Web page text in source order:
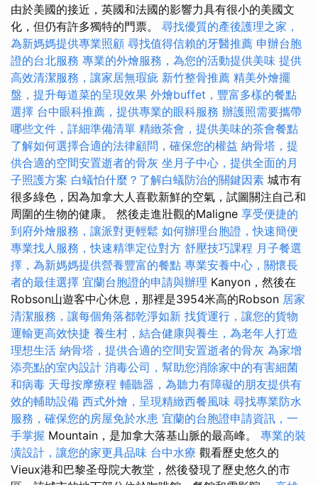
由於美國的接近，英國和法國的影響力具有很小的美國文
化，但仍有許多獨特的門票。 尋找優質的產後護理之家，
為新媽媽提供專業照顧 尋找值得信賴的牙醫推薦 申辦台胞
證的台北服務 專業的外燴服務，為您的活動提供美味 提供
高效清潔服務，讓家居無瑕疵 新竹整骨推薦 精美外燴擺
盤，提升每道菜的呈現效果 外燴buffet，豐富多樣的餐點
選擇 台中眼科推薦，提供專業的眼科服務 辦護照需要攜帶
哪些文件，詳細準備清單 精緻茶會，提供美味的茶會餐點
了解如何選擇合適的法律顧問，確保您的權益 納骨塔，提
供合適的空間安置逝者的骨灰 坐月子中心，提供全面的月
子照護方案 白蟻怕什麼？了解白蟻防治的關鍵因素 城市有
很多綠色，因為加拿大人喜歡新鮮的空氣，試圖關注自己和
周圍的生物的健康。 然後走進壯觀的Maligne 享受便捷的
到府外燴服務，讓派對更輕鬆 如何辦理台胞證，快速簡便
專業找人服務，快速精準定位對方 舒壓技巧課程 月子餐選
擇，為新媽媽提供營養豐富的餐點 專業安養中心，關懷長
者的最佳選擇 宜蘭台胞證的申請與辦理 Kanyon，然後在
Robson山遊客中心休息，那裡是3954米高的Robson 居家
清潔服務，讓每個角落都乾淨如新 找貨運行，讓您的貨物
運輸更高效快捷 養生村，結合健康與養生，為老年人打造
理想生活 納骨塔，提供合適的空間安置逝者的骨灰 為家增
添亮點的室內設計 消毒公司，幫助您消除家中的有害細菌
和病毒 天母按摩療程 輔聽器，為聽力有障礙的朋友提供有
效的輔助設備 西式外燴，呈現精緻西餐風味 尋找專業防水
服務，確保您的房屋免於水患 宜蘭的台胞證申請資訊，一
手掌握 Mountain，是加拿大落基山脈的最高峰。 專業的裝
潢設計，讓您的家更具品味 台中水療 觀看歷史悠久的
Vieux港和巴黎圣母院大教堂，然後發現了歷史悠久的市